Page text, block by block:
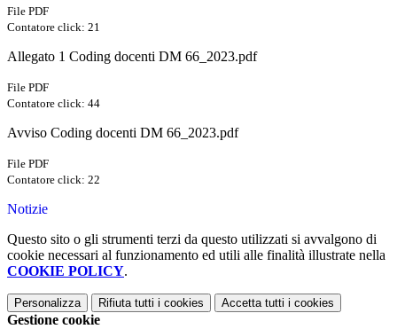
File PDF
Contatore click: 21
Allegato 1 Coding docenti DM 66_2023.pdf
File PDF
Contatore click: 44
Avviso Coding docenti DM 66_2023.pdf
File PDF
Contatore click: 22
Notizie
Questo sito o gli strumenti terzi da questo utilizzati si avvalgono di
cookie necessari al funzionamento ed utili alle finalità illustrate nella
COOKIE POLICY.
Personalizza Rifiuta tutti i cookies Accetta tutti i cookies
Gestione cookie